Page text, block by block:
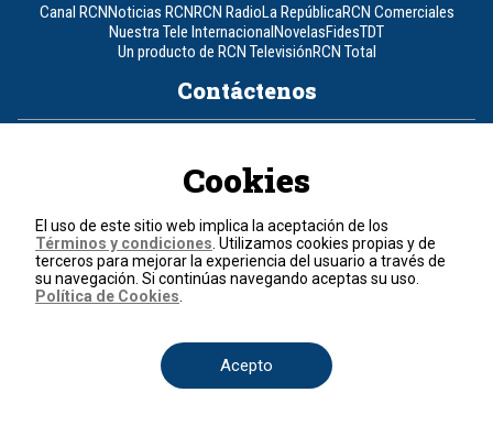
Canal RCNNoticias RCNRCN RadioLa RepúblicaRCN Comerciales
Nuestra Tele InternacionalNovelasFidesTDT
Un producto de RCN TelevisiónRCN Total
Contáctenos
Política de cookies
Términos y condiciones
© 2026, RCN Medios.
Todos los derechos reservados.
Cookies
El uso de este sitio web implica la aceptación de los
Términos y condiciones . Utilizamos cookies propias y de
terceros para mejorar la experiencia del usuario a través de
su navegación. Si continúas navegando aceptas su uso.
Política de Cookies
Acepto